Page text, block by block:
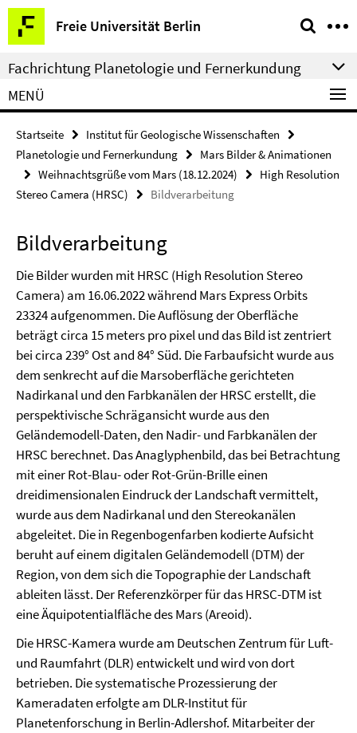
Springe
direkt
zu
Inhalt
Freie Universität Berlin
Service-
Navigation
Fachrichtung Planetologie und Fernerkundung
MENÜ
Startseite
Institut für Geologische Wissenschaften
Planetologie und Fernerkundung
Mars Bilder & Animationen
Weihnachtsgrüße vom Mars (18.12.2024)
High Resolution
Stereo Camera (HRSC)
Bildverarbeitung
Bildverarbeitung
Die Bilder wurden mit HRSC (High Resolution Stereo
Camera) am 16.06.2022 während Mars Express Orbits
23324 aufgenommen. Die Auflösung der Oberfläche
beträgt circa 15 meters pro pixel und das Bild ist zentriert
bei circa 239° Ost and 84° Süd. Die Farbaufsicht wurde aus
dem senkrecht auf die Marsoberfläche gerichteten
Nadirkanal und den Farbkanälen der HRSC erstellt, die
perspektivische Schrägansicht wurde aus den
Geländemodell-Daten, den Nadir- und Farbkanälen der
HRSC berechnet. Das Anaglyphenbild, das bei Betrachtung
mit einer Rot-Blau- oder Rot-Grün-Brille einen
dreidimensionalen Eindruck der Landschaft vermittelt,
wurde aus dem Nadirkanal und den Stereokanälen
abgeleitet. Die in Regenbogenfarben kodierte Aufsicht
beruht auf einem digitalen Geländemodell (DTM) der
Region, von dem sich die Topographie der Landschaft
ableiten lässt. Der Referenzkörper für das HRSC-DTM ist
eine Äquipotentialfläche des Mars (Areoid).
Die HRSC-Kamera wurde am Deutschen Zentrum für Luft-
und Raumfahrt (DLR) entwickelt und wird von dort
betrieben. Die systematische Prozessierung der
Kameradaten erfolgte am DLR-Institut für
Planetenforschung in Berlin-Adlershof. Mitarbeiter der